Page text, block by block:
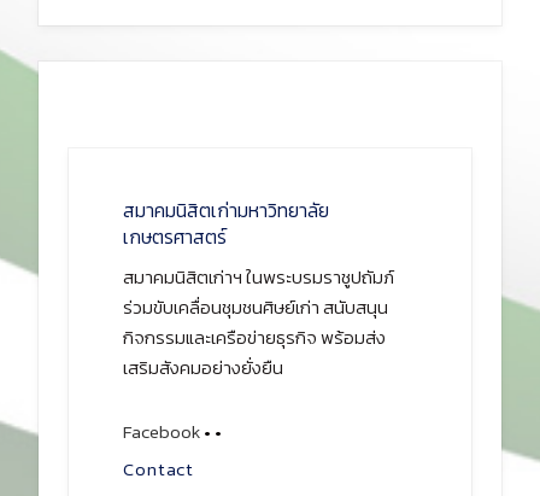
สมาคมนิสิตเก่ามหาวิทยาลัย
เกษตรศาสตร์
สมาคมนิสิตเก่าฯ ในพระบรมราชูปถัมภ์
ร่วมขับเคลื่อนชุมชนศิษย์เก่า สนับสนุน
กิจกรรมและเครือข่ายธุรกิจ พร้อมส่ง
เสริมสังคมอย่างยั่งยืน
Facebook• •
Contact